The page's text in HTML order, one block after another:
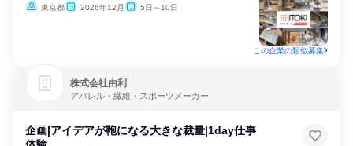
東京都
2026年12月 5日～10日
この企業の類似募集
株式会社由利
アパレル・繊維・スポーツメーカー
企画|アイデアが鞄になる大きな裁量|1day仕事